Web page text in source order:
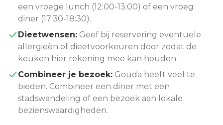
een vroege lunch (12:00-13:00) of een vroeg
diner (17:30-18:30).
Dieetwensen: Geef bij reservering eventuele
allergieën of dieetvoorkeuren door zodat de
keuken hier rekening mee kan houden.
Combineer je bezoek: Gouda heeft veel te
bieden. Combineer een diner met een
stadswandeling of een bezoek aan lokale
bezienswaardigheden.